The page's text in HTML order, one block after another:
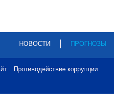
НОВОСТИ ПРОГНОЗЫ
Противодействие коррупции